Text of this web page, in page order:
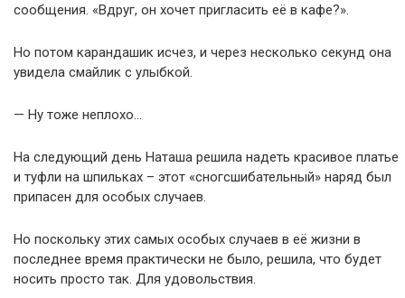
сообщения. «Вдруг, он хочет пригласить её в кафе?».
Но потом карандашик исчез, и через несколько секунд она
увидела смайлик с улыбкой.
— Ну тоже неплохо…
На следующий день Наташа решила надеть красивое платье
и туфли на шпильках – этот «сногсшибательный» наряд был
припасен для особых случаев.
Но поскольку этих самых особых случаев в её жизни в
последнее время практически не было, решила, что будет
носить просто так. Для удовольствия.